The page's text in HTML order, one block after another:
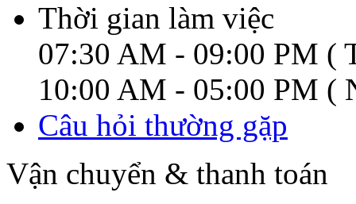
Thời gian làm việc
07:30 AM - 09:00 PM (
10:00 AM - 05:00 PM (
Câu hỏi thường gặp
Vận chuyển & thanh toán